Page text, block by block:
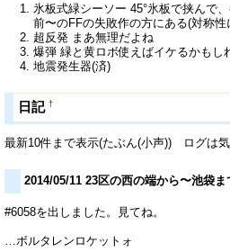
氷板式緑シーソー 45°氷板で挟んで
前〜のFFの失敗作の方にある(対称
超反発 まあ無理だよね
爆弾 緑と黄ロボ使えばイケるかもし
地震発生器(済)
日記 †
最新10件まで表示(たぶん(小声)) ログは気
2014/05/11 23区の西の端から〜池袋
#6058を出しました。見てね。
…ボルタレンロケットォ